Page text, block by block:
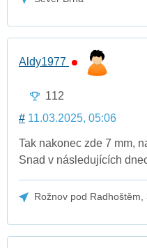
Aldy1977
112
# 11.03.2025, 05:06
Tak nakonec zde 7 mm,
Snad v následujících
Rožnov pod Radhoštěm,